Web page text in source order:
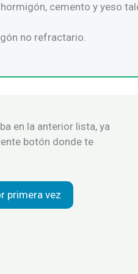
cemento y yeso
no refractario.
en la anterior lista, ya
botón donde te
primera vez